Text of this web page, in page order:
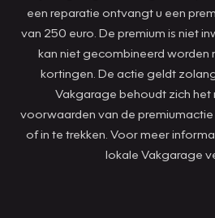
een reparatie ontvangt u een
van 250 euro. De premium is niet
kan niet gecombineerd worden
kortingen. De actie geldt
Vakgarage behoudt zich het
voorwaarden van de
of in te trekken. Voor meer
lokale Vakgarage